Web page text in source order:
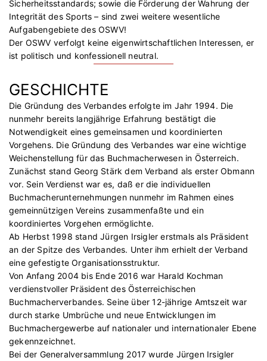
Sicherheitsstandards; sowie die Förderung der Wahrung der
Integrität des Sports – sind zwei weitere wesentliche
Aufgabengebiete des OSWV!
Der OSWV verfolgt keine eigenwirtschaftlichen Interessen, er
ist politisch und konfessionell neutral.
GESCHICHTE
Die Gründung des Verbandes erfolgte im Jahr 1994. Die
nunmehr bereits langjährige Erfahrung bestätigt die
Notwendigkeit eines gemeinsamen und koordinierten
Vorgehens. Die Gründung des Verbandes war eine wichtige
Weichenstellung für das Buchmacherwesen in Österreich.
Zunächst stand Georg Stärk dem Verband als erster Obmann
vor. Sein Verdienst war es, daß er die individuellen
Buchmacherunternehmungen nunmehr im Rahmen eines
gemeinnützigen Vereins zusammenfaßte und ein
koordiniertes Vorgehen ermöglichte.
Ab Herbst 1998 stand Jürgen Irsigler erstmals als Präsident
an der Spitze des Verbandes. Unter ihm erhielt der Verband
eine gefestigte Organisationsstruktur.
Von Anfang 2004 bis Ende 2016 war Harald Kochman
verdienstvoller Präsident des Österreichischen
Buchmacherverbandes. Seine über 12-jährige Amtszeit war
durch starke Umbrüche und neue Entwicklungen im
Buchmachergewerbe auf nationaler und internationaler Ebene
gekennzeichnet.
Bei der Generalversammlung 2017 wurde Jürgen Irsigler